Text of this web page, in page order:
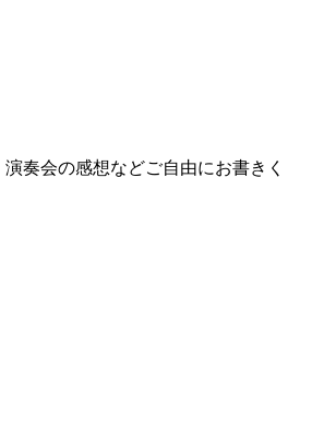
奏会の感想などご自由にお書きく